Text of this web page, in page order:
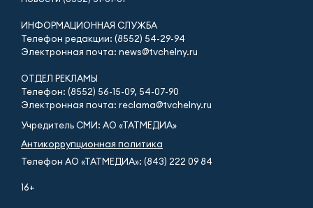
ИНФОРМАЦИОННАЯ СЛУЖБА
Телефон редакции: (8552) 54-29-94
Электронная почта: news@tvchelny.ru
ОТДЕЛ РЕКЛАМЫ
Телефон: (8552) 56-15-09, 54-07-90
Электронная почта: reclama@tvchelny.ru
Учредитель СМИ: АО «ТАТМЕДИА»
Антикоррупционная политика
Телефон АО «ТАТМЕДИА»: (843) 222 09 84
16+